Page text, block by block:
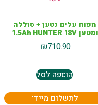
מפוח עלים נטען + סוללה
ומטען 1.5Ah HUNTER 18V
₪710.90
הוספה לסל
לתשלום מיידי